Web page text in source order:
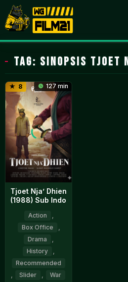
Loncat
ke
konten
Tag: sinopsis Tjoet
8 127 min
Tjoet Nja’ Dhien
(1988) Sub Indo
Action
Box Office
Drama
History
Recommended
Slider
War